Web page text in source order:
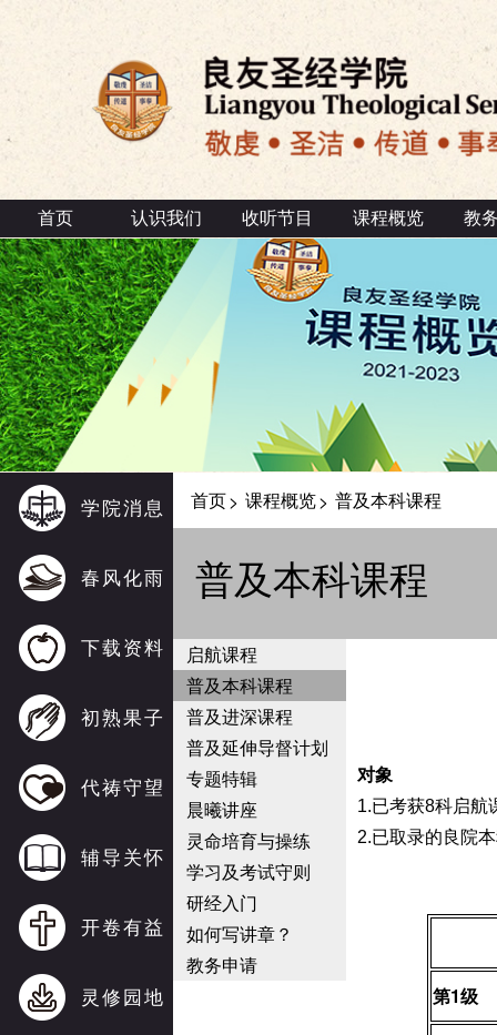
首页 认识我们 收听节目 课程概览 教
学院消息
春风化雨
下载资料
初熟果子
代祷守望
辅导关怀
开卷有益
灵修园地
首页> 课程概览> 普及本科课程
普及本科课程
启航课程
普及本科课程
普及进深课程
普及延伸导督计划
专题特辑
晨曦讲座
灵命培育与操练
学习及考试守则
研经入门
如何写讲章？
教务申请
对象
1.已考获8科启航
2.已取录的良院
第1级